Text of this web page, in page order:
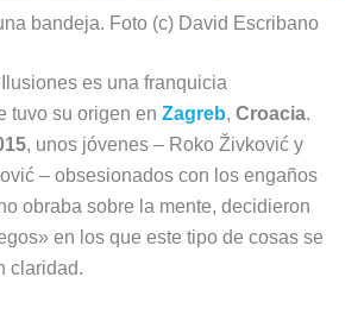
bandeja. Foto (c) David Escribano
es una franquicia
tuvo su origen en Zagreb, Croacia.
, unos jóvenes – Roko Živković y
–obsesionados con los engaños
obraba sobre la mente, decidieron
en los que este tipo de cosas se
claridad.